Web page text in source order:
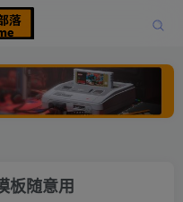
板随意用